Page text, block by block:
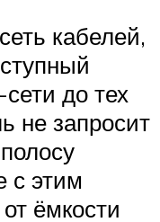
кабелей,
сети до тех
не запросит
с этим
ёмкости